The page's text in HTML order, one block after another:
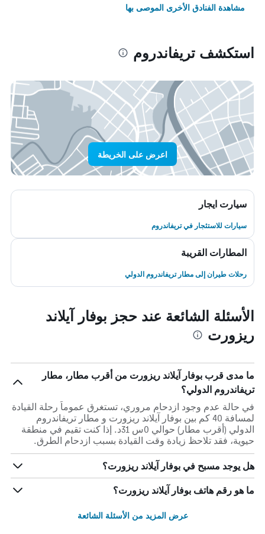
مشاهدة الفنادق الأخرى الموصى بها
استكشف تريفاندروم
اعرض على الخريطة
سيارت ايجار
سيارات للاستئجار في تريفاندروم
المطارات القريبة
رحلات طيران إلى مطار تريفاندروم الدولي
الأسئلة الشائعة عند حجز بوفار آيلاند
ريزورت
ما مدى قرب بوفار آيلاند ريزورت من أقرب مطار، مطار
تريفاندروم الدولي؟
في حالة عدم وجود ازدحام مروري، تستغرق عموماً رحلة القيادة
لمسافة 40 كم بين بوفار آيلاند ريزورت و مطار تريفاندروم
الدولي (أقرب مطار) حوالي 0س 31د. إذا كنت تقيم في منطقة
حيوية، فقد تلاحظ زيادة وقت القيادة بسبب ازدحام الطرق.
هل يوجد مسبح في بوفار آيلاند ريزورت؟
ما هو رقم هاتف بوفار آيلاند ريزورت؟
عرض المزيد من الأسئلة الشائعة